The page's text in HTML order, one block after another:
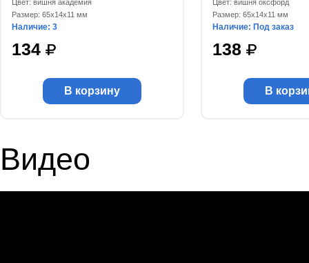
Цвет: вишня академия
Размер: 65x14x11 мм
Наличие: 3
134
В корзину
Цвет: вишня оксфорд
Размер: 65x14x11 мм
Наличие: Под заказ
138
В
Видео